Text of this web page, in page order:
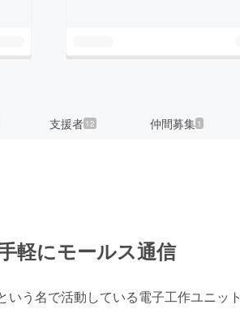
支援者 12 仲間募集 1
軽にモールス通信
いう名で活動している電子工作ユニッ